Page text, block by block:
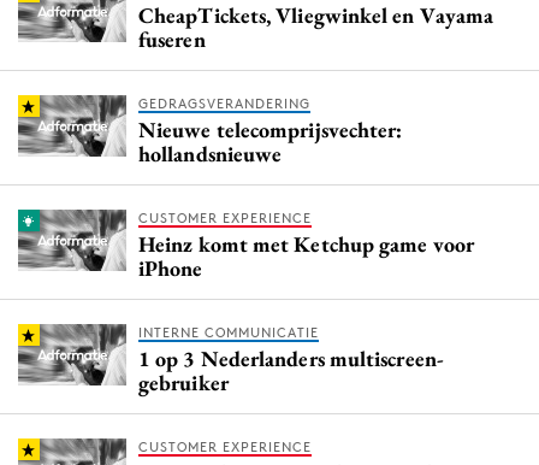
CheapTickets, Vliegwinkel en Vayama
fuseren
GEDRAGSVERANDERING
Nieuwe telecomprijsvechter:
hollandsnieuwe
CUSTOMER EXPERIENCE
Heinz komt met Ketchup game voor
iPhone
INTERNE COMMUNICATIE
1 op 3 Nederlanders multiscreen-
gebruiker
CUSTOMER EXPERIENCE